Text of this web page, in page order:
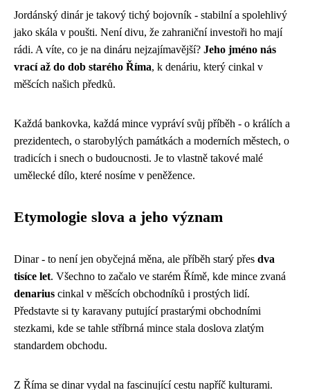
Jordánský dinár je takový tichý bojovník - stabilní a spolehlivý
jako skála v poušti. Není divu, že zahraniční investoři ho mají
rádi. A víte, co je na dináru nejzajímavější? Jeho jméno nás
vrací až do dob starého Říma, k denáriu, který cinkal v
měšcích našich předků.
Každá bankovka, každá mince vypráví svůj příběh - o králích a
prezidentech, o starobylých památkách a moderních městech, o
tradicích i snech o budoucnosti. Je to vlastně takové malé
umělecké dílo, které nosíme v peněžence.
Etymologie slova a jeho význam
Dinar - to není jen obyčejná měna, ale příběh starý přes dva
tisíce let. Všechno to začalo ve starém Římě, kde mince zvaná
denarius cinkal v měšcích obchodníků i prostých lidí.
Představte si ty karavany putující prastarými obchodními
stezkami, kde se tahle stříbrná mince stala doslova zlatým
standardem obchodu.
Z Říma se dinar vydal na fascinující cestu napříč kulturami.